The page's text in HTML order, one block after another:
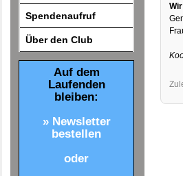
Spendenaufruf
Über den Club
Auf dem
Laufenden
bleiben:
» Newsletter
bestellen
oder